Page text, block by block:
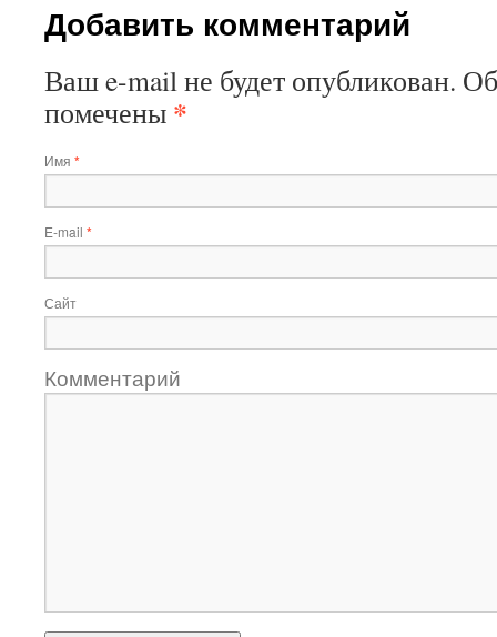
Добавить комментарий
Ваш e-mail не будет опубликован.
помечены *
Имя *
E-mail *
Сайт
Комментарий